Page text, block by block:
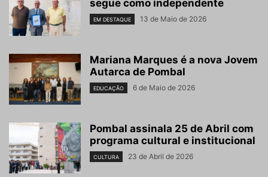
segue como independente
EM DESTAQUE 13 de Maio de 2026
Mariana Marques é a nova Jovem
Autarca de Pombal
EDUCAÇÃO 6 de Maio de 2026
Pombal assinala 25 de Abril com
programa cultural e institucional
CULTURA 23 de Abril de 2026